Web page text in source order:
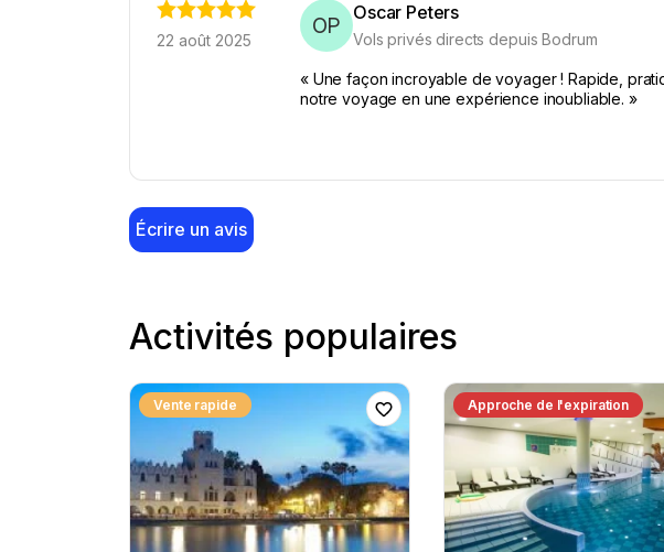
22 août 2025
OP
Oscar Peters
Vols privés directs depuis Bodrum
« Une façon incroyable de voyager ! Rapide,
notre voyage en une expérience inoubliable. »
Écrire un avis
Activités populaires
Vente rapide Approche de l'expiration